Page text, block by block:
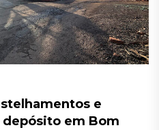
e
em Bom